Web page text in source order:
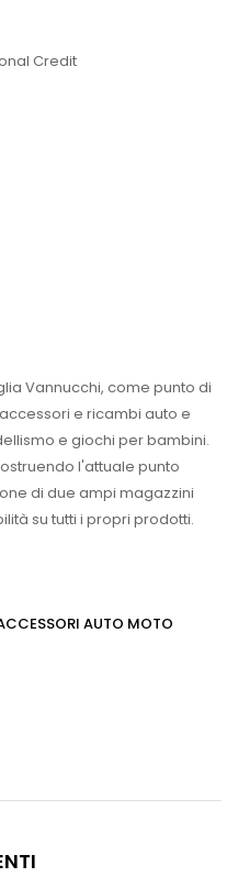
Credit
Vannucchi, come punto di
e ricambi auto e
e giochi per bambini.
l'attuale punto
di due ampi magazzini
su tutti i propri prodotti.
AUTO MOTO